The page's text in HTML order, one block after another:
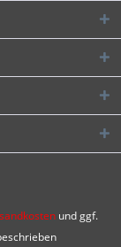
und ggf.